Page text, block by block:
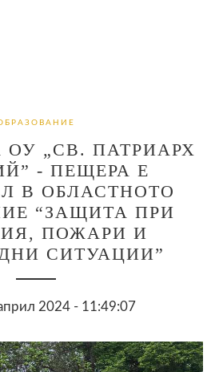
ОУ „СВ. ПАТРИАРХ
- ПЕЩЕРА Е
В ОБЛАСТНОТО
“ЗАЩИТА ПРИ
ПОЖАРИ И
СИТУАЦИИ”
2024 - 11:49:07